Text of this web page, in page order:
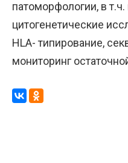
патоморфологии, в
цитогенетические
HLA- типирование,
мониторинг